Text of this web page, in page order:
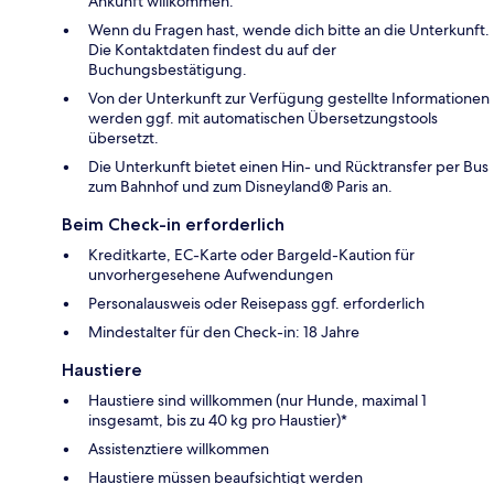
Wenn du Fragen hast, wende dich bitte an die Unterkunft.
Die Kontaktdaten findest du auf der
Buchungsbestätigung.
Von der Unterkunft zur Verfügung gestellte Informationen
werden ggf. mit automatischen Übersetzungstools
übersetzt.
Die Unterkunft bietet einen Hin- und Rücktransfer per Bus
zum Bahnhof und zum Disneyland® Paris an.
Beim Check-in erforderlich
Kreditkarte, EC-Karte oder Bargeld-Kaution für
unvorhergesehene Aufwendungen
Personalausweis oder Reisepass ggf. erforderlich
Mindestalter für den Check-in: 18 Jahre
Haustiere
Haustiere sind willkommen (nur Hunde, maximal 1
insgesamt, bis zu 40 kg pro Haustier)*
Assistenztiere willkommen
Haustiere müssen beaufsichtigt werden